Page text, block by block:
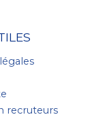
recruteurs